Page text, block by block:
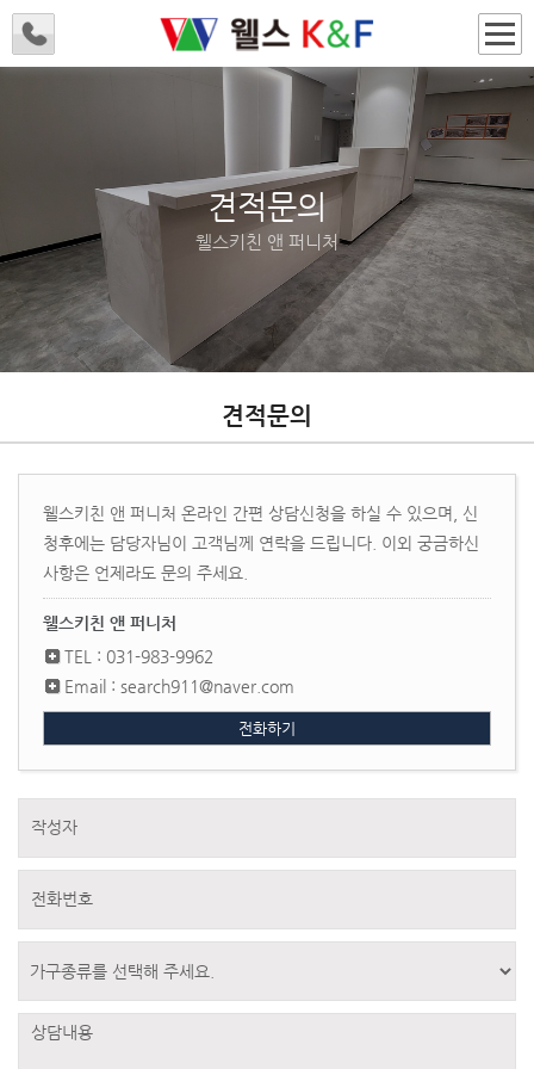
견적문의
웰스키친 앤 퍼니처
견적문의
웰스키친 앤 퍼니처 온라인 간편 상담신청을 하실 수 있으며, 신
청후에는 담당자님이 고객님께 연락을 드립니다. 이외 궁금하신
사항은 언제라도 문의 주세요.
웰스키친 앤 퍼니처
TEL : 031-983-9962
Email : search911@naver.com
전화하기